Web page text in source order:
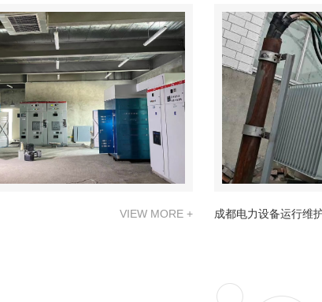
VIEW MORE + 成都电力设备运行维